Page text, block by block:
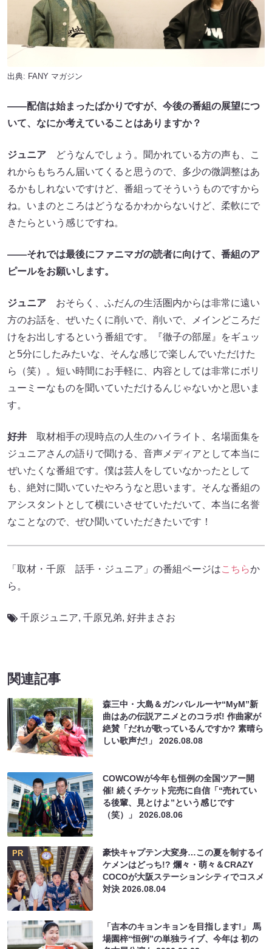
出典: FANY マガジン
――配信は始まったばかりですが、今後の番組の展望につ
いて、なにか考えていることはありますか？
ジュニア
どうなんでしょう。聞かれている方の声も、こ
れからもちろん届いてくると思うので、多少の微調整はあ
るかもしれないですけど、番組ってそういうものですから
ね。いまのところはどうなるかわからないけど、柔軟にで
きたらという感じですね。
――それでは最後にファニマガの読者に向けて、番組のア
ピールをお願いします。
ジュニア おそらく、ふだんの生活圏内からは非常に遠い
方のお話を、ぜいたくに削いで、削いで、メインどころだ
けをお出しするという番組です。『徹子の部屋』をギュッ
と5分にしたみたいな、そんな感じで楽しんでいただけた
ら（笑）。短い時間にお手軽に、内容としては非常にボリ
ューミーなものを聞いていただけるんじゃないかと思いま
す。
好井 取材相手の現時点の人生のハイライト、名場面集を
ジュニアさんの語りで聞ける、音声メディアとして本当に
ぜいたくな番組です。僕は芸人をしていなかったとして
も、絶対に聞いていたやろうなと思います。そんな番組の
アシスタントとして横にいさせていただいて、本当に名誉
なことなので、ぜひ聞いていただきたいです！
「取材・千原 話手・ジュニア」の番組ページはこちらか
ら。
千原ジュニア, 千原兄弟, 好井まさお
関連記事
森三中・大島＆ガンバレルーヤ“MyM”新
曲はあの伝説アニメとのコラボ! 作曲家が
絶賛「だれが歌っているんですか? 素晴ら
しい歌声だ!」2026.08.08
COWCOWが今年も恒例の全国ツアー開
催! 続くチケット完売に自信「“売れてい
る後輩、見とけよ”という感じです
（笑）」2026.08.06
PR
豪快キャプテン大変身…この夏を制するイ
ケメンはどっち!? 爛々・萌々＆CRAZY
COCOが大阪ステーションシティでコスメ
対決2026.08.04
「吉本のキョンキョンを目指します!」 馬
場園梓“恒例”の単独ライブ、今年は 初の